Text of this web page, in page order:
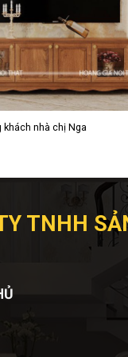
nhà chị Nga
TNHH